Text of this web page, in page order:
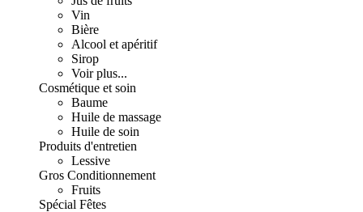
Vin
Bière
Alcool et apéritif
Sirop
Voir plus...
Cosmétique et soin
Baume
Huile de massage
Huile de soin
Produits d'entretien
Lessive
Gros Conditionnement
Fruits
Spécial Fêtes